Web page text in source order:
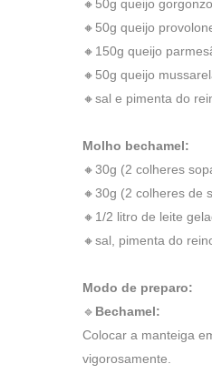
🔸50g queijo
🔸50g queijo
🔸150g queijo
🔸50g queijo
🔸sal e pimenta do
Molho bechamel:
🔸30g (2 colheres
🔸30g (2 colheres de
🔸1/2 litro de leite
🔸sal, pimenta do
Modo de preparo:
🔹 Bechamel:
Colocar a manteiga
vigorosamente.